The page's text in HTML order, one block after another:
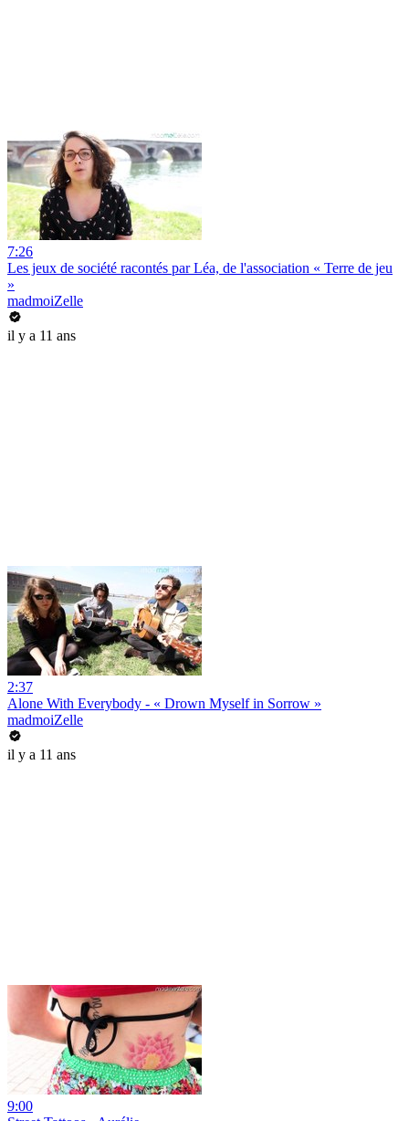
7:26
Les jeux de société racontés par Léa, de l'association « Terre de jeu
»
madmoiZelle
il y a 11 ans
2:37
Alone With Everybody - « Drown Myself in Sorrow »
madmoiZelle
il y a 11 ans
9:00